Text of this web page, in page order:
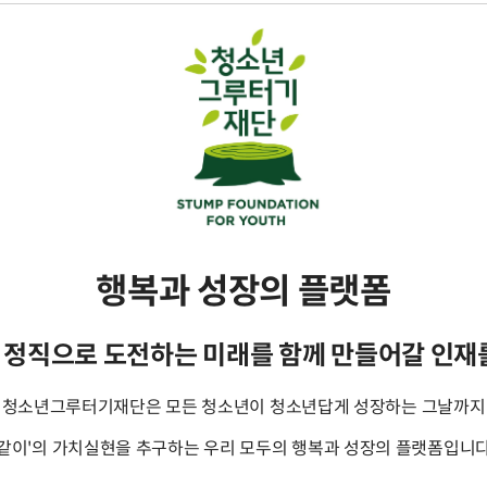
행복과 성장의 플랫폼
직으로 도전하는 미래를 함께 만들어갈 인재
청소년그루터기재단은 모든 청소년이 청소년답게 성장하는 그날까지
이'의 가치실현을 추구하는 우리 모두의 행복과 성장의 플랫폼입니